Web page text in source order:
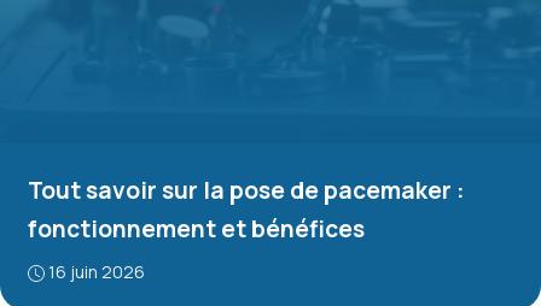
Tout savoir sur la pose de pacemaker :
fonctionnement et bénéfices
16 juin 2026